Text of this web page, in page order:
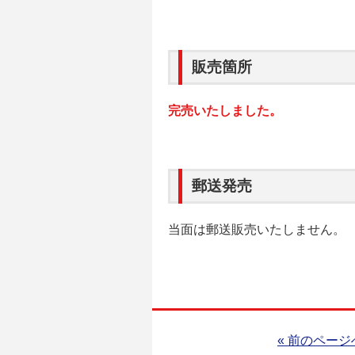
販売箇所
完売いたしました。
郵送発売
当面は郵送販売いたしません。
« 前のページ